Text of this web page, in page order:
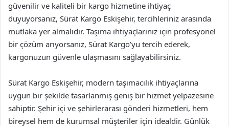
güvenilir ve kaliteli bir kargo hizmetine ihtiyaç
duyuyorsanız, Sürat Kargo Eskişehir, tercihleriniz arasında
mutlaka yer almalıdır. Taşıma ihtiyaçlarınız için profesyonel
bir çözüm arıyorsanız, Sürat Kargo’yu tercih ederek,
kargonuzun güvenle ulaşmasını sağlayabilirsiniz.
Sürat Kargo Eskişehir, modern taşımacılık ihtiyaçlarına
uygun bir şekilde tasarlanmış geniş bir hizmet yelpazesine
sahiptir. Şehir içi ve şehirlerarası gönderi hizmetleri, hem
bireysel hem de kurumsal müşteriler için idealdir. Günlük